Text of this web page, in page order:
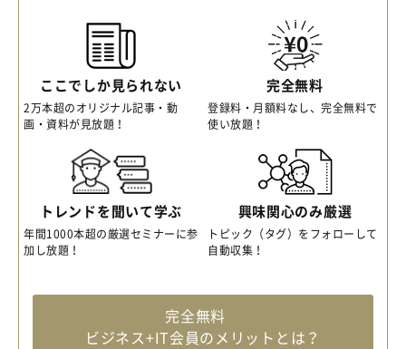
ここでしか見られない
2万本超のオリジナル記事・動
画・資料が見放題！
完全無料
登録料・月額料なし、完全無料で
使い放題！
トレンドを聞いて学ぶ
年間1000本超の厳選セミナーに参
加し放題！
興味関心のみ厳選
トピック（タグ）をフォローして
自動収集！
完全無料
ビジネス+IT会員のメリットとは？